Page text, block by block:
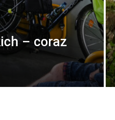
– coraz